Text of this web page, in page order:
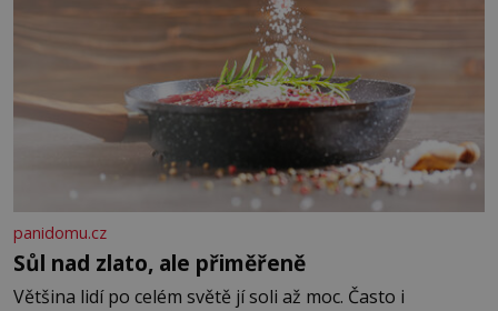
panidomu.cz
Sůl nad zlato, ale přiměřeně
Většina lidí po celém světě jí soli až moc. Často i